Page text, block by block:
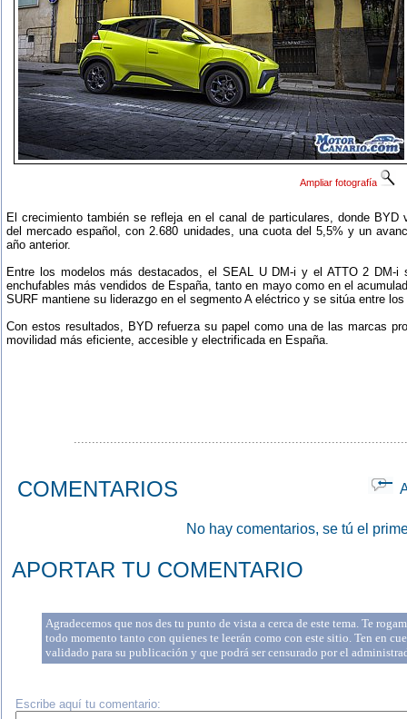
Ampliar fotografía
El crecimiento también se refleja en el canal de particulares, donde
del mercado español, con 2.680 unidades, una cuota del 5,5% y un
año anterior.
Entre los modelos más destacados, el SEAL U DM-i y el ATTO 2 DM-i
enchufables más vendidos de España, tanto en mayo como en el
SURF mantiene su liderazgo en el segmento A eléctrico y se sitúa entre
Con estos resultados, BYD refuerza su papel como una de las marcas
movilidad más eficiente, accesible y electrificada en España.
COMENTARIOS
No hay comentarios, se tú el
APORTAR TU COMENTARIO
Agradecemos que nos des tu punto de vista a cerca de este tema. Te
todo momento tanto con quienes te leerán como con este sitio. Ten en
validado para su publicación y que podrá ser censurado por el
Escribe aquí tu comentario: